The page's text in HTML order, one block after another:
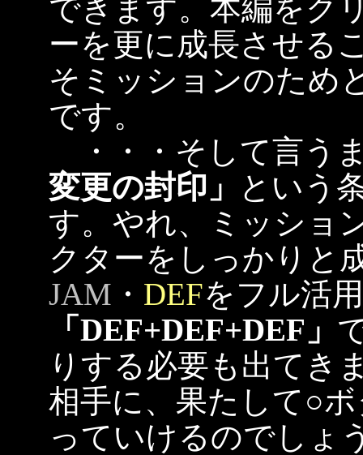
できます。本編をク
ーを更に成長させる
そミッションのため
です。
・・・そして言う
変更の封印」
という
す。やれ、ミッショ
クターをしっかりと
JAM ・ DEFをフル活
「DEF+DEF+DEF」
りする必要も出てき
相手に、果たして○
っていけるのでしょ